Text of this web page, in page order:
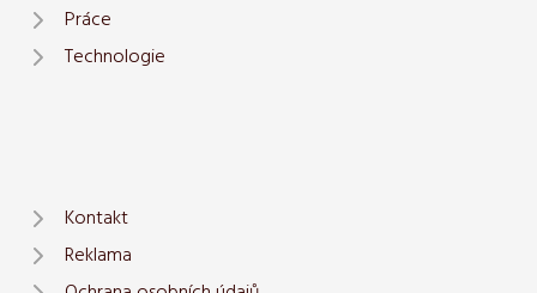
Práce
Technologie
Kontakt
Reklama